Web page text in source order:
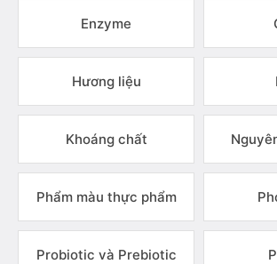
Enzyme
Hương liệu
Khoáng chất
Phẩm màu thực phẩm
Probiotic và Prebiotic